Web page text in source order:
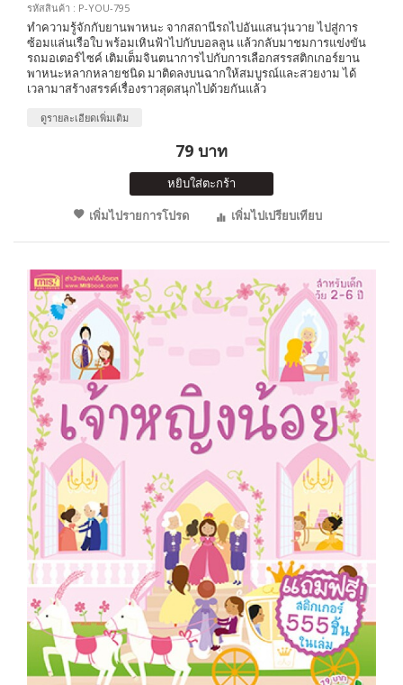
รหัสสินค้า : P-YOU-795
ทำความรู้จักกับยานพาหนะ จากสถานีรถไปอันแสนวุ่นวาย ไปสู่การ
ซ้อมแล่นเรือใบ พร้อมเหินฟ้าไปกับบอลลูน แล้วกลับมาชมการแข่งขัน
รถมอเตอร์ไซค์ เติมเต็มจินตนาการไปกับการเลือกสรรสติกเกอร์ยาน
พาหนะหลากหลายชนิด มาติดลงบนฉากให้สมบูรณ์และสวยงาม ได้
เวลามาสร้างสรรค์เรื่องราวสุดสนุกไปด้วยกันแล้ว
ดูรายละเอียดเพิ่มเติม
79 บาท
หยิบใส่ตะกร้า
เพิ่มไปรายการโปรด
เพิ่มไปเปรียบเทียบ